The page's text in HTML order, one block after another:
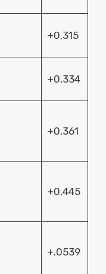
+0,315
+0,334
+0,361
+0,445
+.0539